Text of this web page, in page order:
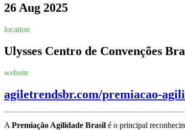
26 Aug 2025
location
Ulysses Centro de Convenções
website
agiletrendsbr.com/premiacao-
A Premiação Agilidade Brasil é o principal